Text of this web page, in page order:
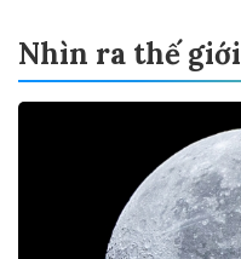
Nhìn ra thế giới